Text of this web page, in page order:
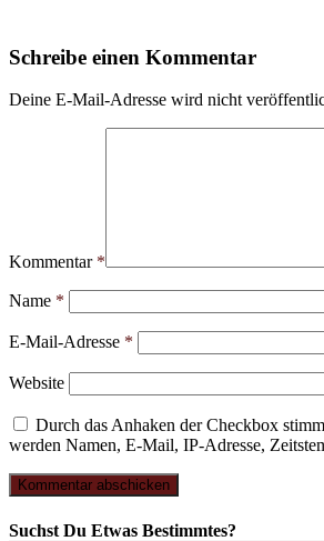
Schreibe einen Kommentar
Deine E-Mail-Adresse wird nicht
Kommentar *
Name *
E-Mail-Adresse *
Website
Durch das Anhaken der Checkbox
werden Namen, E-Mail, IP-Adresse,
Suchst Du Etwas Bestimmtes?